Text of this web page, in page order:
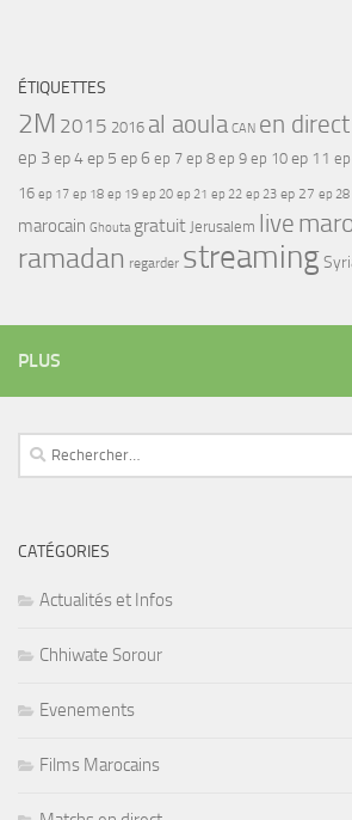
ÉTIQUETTES
2M 2015 2016 al aoula CAN en direct
ep 3ep 4ep 5 ep 6 ep 7 ep 8 ep 9 ep 10 ep 11
16 ep 17 ep 18 ep 19 ep 20 ep 21 ep 22 ep 23 ep 27 ep 28
marocain Ghouta gratuit Jerusalem live
ramadan regarder streaming
PLUS
Rechercher :
CATÉGORIES
Actualités et Infos
Chhiwate Sorour
Evenements
Films Marocains